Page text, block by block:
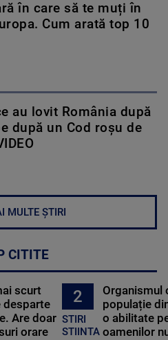
în care să te muți în
Cum arată top 10
au lovit România după
după un Cod roşu de
MULTE ȘTIRI
CITITE
scurt
desparte
Are doar
orare
2
STIRI
STIINTA
Organismul
populație
o abilitate
oamenilor